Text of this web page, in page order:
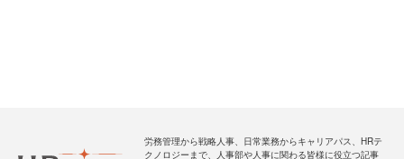
労務管理から戦略人事、日常業務からキャリアパス、HRテ
クノロジーまで、人事部や人事に関わる皆様に役立つ記事